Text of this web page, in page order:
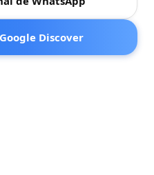
Discover